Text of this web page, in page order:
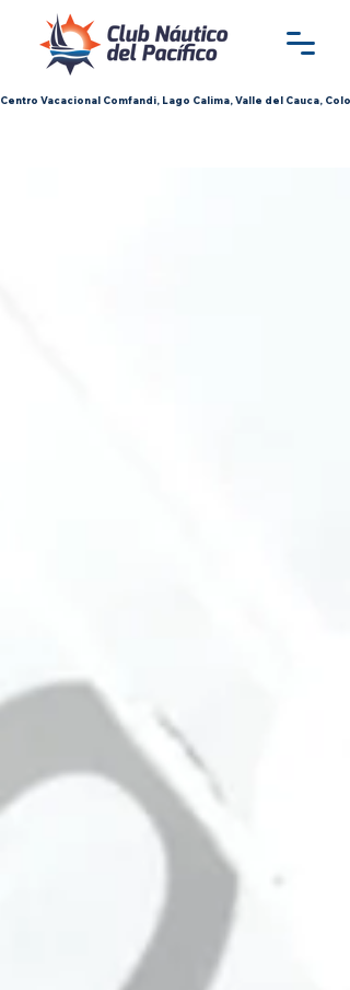
Centro Vacacional Comfandi, Lago Calima, Valle del Cauca,